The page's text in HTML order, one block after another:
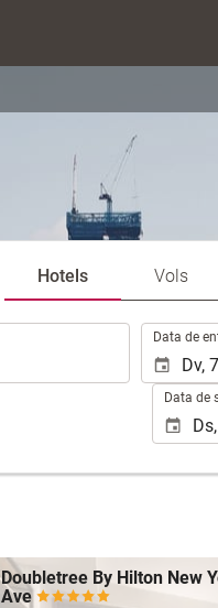
Hotels Vols
Data de
Data de
Doubletree By Hilton New
Ave